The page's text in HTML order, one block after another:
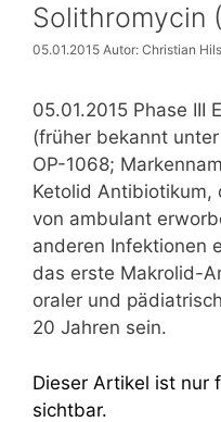
Solithromycin
05.01.2015 Autor: Christian
05.01.2015 Phase III
(früher bekannt
OP-1068;
Ketolid Antibiotikum,
von ambulant
anderen Infektionen
das erste Makrolid-
oraler und
20 Jahren sein.
Dieser Artikel ist nur
sichtbar.